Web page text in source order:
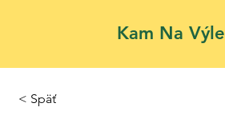
Kam Na
< Späť